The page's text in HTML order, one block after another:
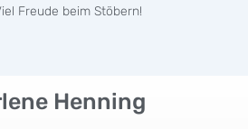
Freude beim Stöbern!
Henning